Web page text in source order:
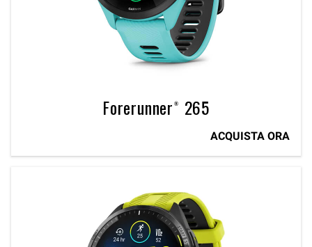
Forerunner® 265
ACQUISTA ORA